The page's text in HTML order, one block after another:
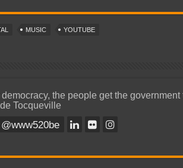
MUSIC YOUTUBE
the people get the government
Tocqueville